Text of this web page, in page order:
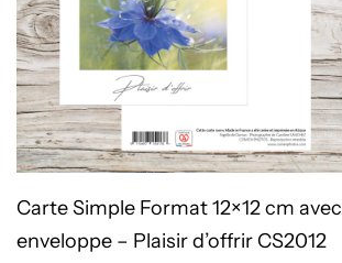
Carte Simple Format 12×12 cm avec
enveloppe – Plaisir d’offrir CS2012